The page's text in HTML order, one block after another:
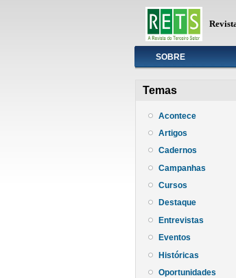
InfoSOBRE
Temas
Acontece
Artigos
Cadernos
Campanhas
Cursos
Destaque
Entrevistas
Eventos
Históricas
Oportunidades